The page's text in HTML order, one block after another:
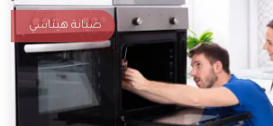
صيانة هيتاشي